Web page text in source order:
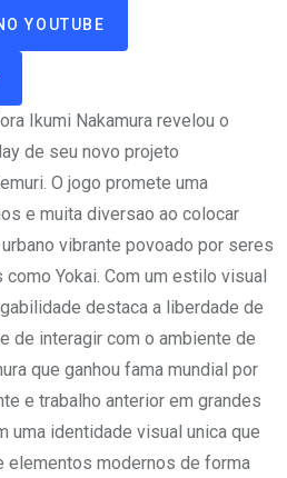
YOUTUBE
Ikumi Nakamura revelou o
de seu novo projeto
O jogo promete uma
e muita diversao ao colocar
vibrante povoado por seres
Yokai. Com um estilo visual
destaca a liberdade de
de interagir com o ambiente de
que ganhou fama mundial por
e trabalho anterior em grandes
uma identidade visual unica que
elementos modernos de forma